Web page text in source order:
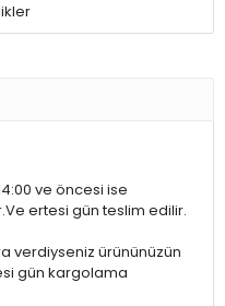
ve öncesi ise
ertesi gün teslim edilir.
verdiyseniz ürününüzün
gün kargolama